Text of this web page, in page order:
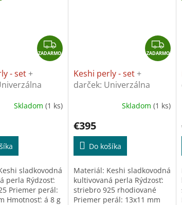
Z
A
M
ZADARMO
- set+
Skladom (1 ks)
sladkovodná
perla Rýdzosť:
Priemer perál:
Hmotnosť: á 8 g
Z
A
M
ZADARMO
Keshi perly - set+
darček: Univerzálna
Skladom(1 ks)
€395
Do košíka
Materiál: Keshi sladkovodná
kultivovaná perla Rýdzosť:
striebro 925 rhodiované
Priemer perál: 13x11 mm